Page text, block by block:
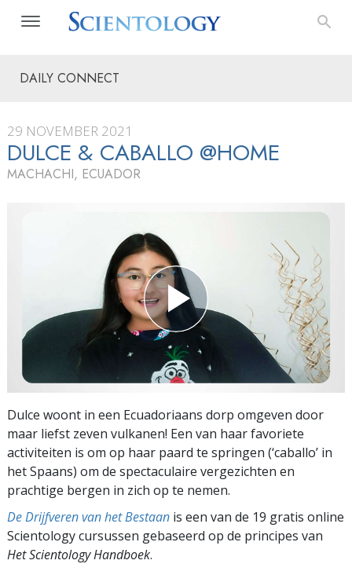
DAILY CONNECT
29 NOVEMBER 2021
DULCE & CABALLO @HOME
MACHACHI, ECUADOR
Dulce woont in een Ecuadoriaans dorp omgeven door
maar liefst zeven vulkanen! Een van haar favoriete
activiteiten is om op haar paard te springen (‘caballo’ in
het Spaans) om de spectaculaire vergezichten en
prachtige bergen in zich op te nemen.
De Drijfveren van het Bestaan is een van de 19 gratis online
Scientology cursussen gebaseerd op de principes van
Het Scientology Handboek.